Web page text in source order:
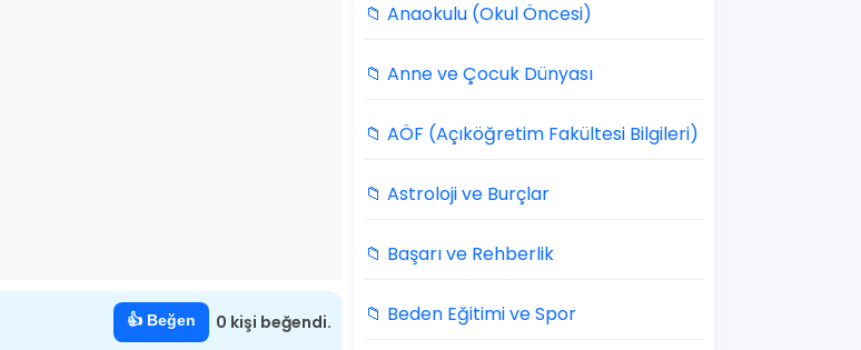
👍 Beğen 0 kişi beğendi.
📁 Anaokulu (Okul Öncesi)
📁 Anne ve Çocuk Dünyası
📁 AÖF (Açıköğretim Fakültesi Bilgileri)
📁 Astroloji ve Burçlar
📁 Başarı ve Rehberlik
📁 Beden Eğitimi ve Spor